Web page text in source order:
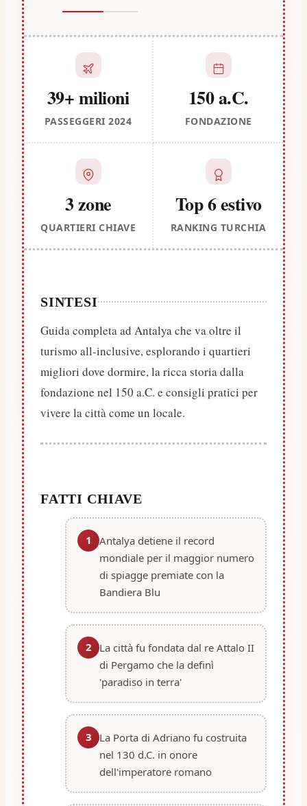
39+ milioni
PASSEGGERI 2024
150 a.C.
FONDAZIONE
3 zone
QUARTIERI CHIAVE
Top 6 estivo
RANKING TURCHIA
SINTESI
Guida completa ad Antalya che va oltre il
turismo all-inclusive, esplorando i quartieri
migliori dove dormire, la ricca storia dalla
fondazione nel 150 a.C. e consigli pratici per
vivere la città come un locale.
FATTI CHIAVE
1
Antalya detiene il record
mondiale per il maggior numero
di spiagge premiate con la
Bandiera Blu
2
La città fu fondata dal re Attalo II
di Pergamo che la definì
'paradiso in terra'
3
La Porta di Adriano fu costruita
nel 130 d.C. in onore
dell'imperatore romano